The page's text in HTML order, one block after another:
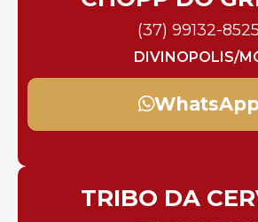
(37) 99132-8525
DIVINOPOLIS/
TRIBO DA